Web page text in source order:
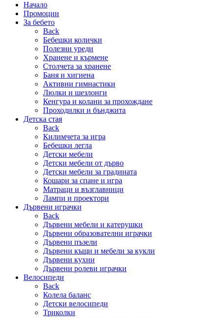
Начало
Промоции
За бебето
Back
Бебешки колички
Полезни уреди
Хранене и кърмене
Столчета за хранене
Баня и хигиена
Активни гимнастики
Люлки и шезлонги
Кенгура и колани за прохождане
Проходилки и бънджита
Детска стая
Back
Килимчета за игра
Бебешки легла
Детски мебели
Детски мебели от дърво
Детски мебели за градината
Кошари за спане и игра
Матраци и възглавници
Лампи и проектори
Дървени играчки
Back
Дървени мебели и катерушки
Дървени образователни играчки
Дървени пъзели
Дървени къщи и мебели за кукли
Дървени кухни
Дървени ролеви играчки
Велосипеди
Back
Колела баланс
Детски велосипеди
Триколки